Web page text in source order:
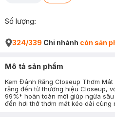
Số lượng:
324/339 Chi nhánh còn sản
Mô tả sản phẩm
Kem Đánh Răng Closeup Thơm
răng đến từ thương hiệu Closeup,
99%* hoàn toàn mới giúp ngừa
đến hơi thở thơm mát kéo dài cùng